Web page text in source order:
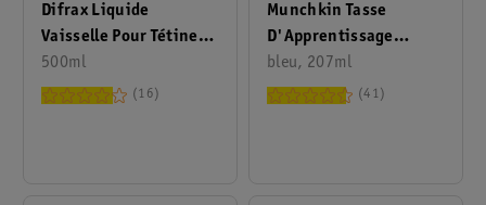
Difrax Liquide
Vaisselle Pour Tétines
Et Biberons
500ml
16
Munchkin Tasse
D'Apprentissage
Miracle 360°
bleu, 207ml
41